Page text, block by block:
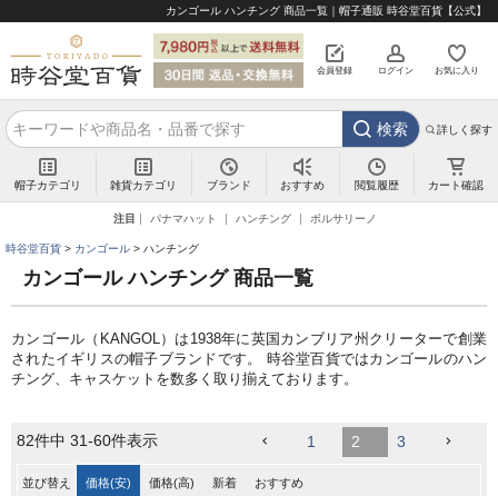
カンゴール ハンチング 商品一覧｜帽子通販 時谷堂百貨【公式】
会員登録 ログイン お気に入り
検索 詳しく探す
帽子カテゴリ 雑貨カテゴリ ブランド おすすめ 閲覧履歴 カート確認
注目 パナマハット ハンチング ボルサリーノ
時谷堂百貨 カンゴール ハンチング
カンゴール ハンチング 商品一覧
カンゴール（KANGOL）は1938年に英国カンブリア州クリーターで創業
されたイギリスの帽子ブランドです。 時谷堂百貨ではカンゴールのハン
チング、キャスケットを数多く取り揃えております。
並び替え 価格(安) 価格(高) 新着 おすすめ
82件中 31-60件表示 1 2 3